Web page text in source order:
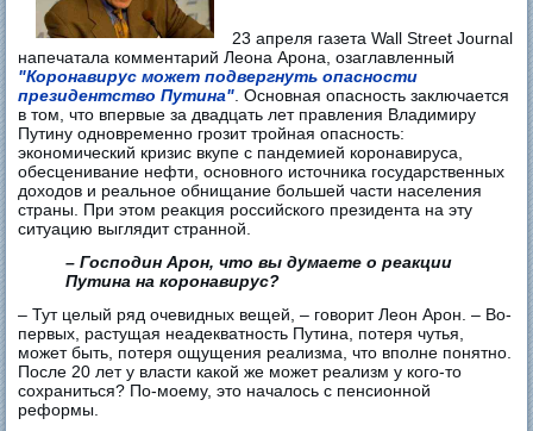
23 апреля газета Wall Street Journal
напечатала комментарий Леона Арона, озаглавленный
"Коронавирус может подвергнуть опасности
президентство Путина" . Основная опасность заключается
в том, что впервые за двадцать лет правления Владимиру
Путину одновременно грозит тройная опасность:
экономический кризис вкупе с пандемией коронавируса,
обесценивание нефти, основного источника государственных
доходов и реальное обнищание большей части населения
страны. При этом реакция российского президента на эту
ситуацию выглядит странной.
– Господин Арон, что вы думаете о реакции
Путина на коронавирус?
– Тут целый ряд очевидных вещей, – говорит Леон Арон. – Во-
первых, растущая неадекватность Путина, потеря чутья,
может быть, потеря ощущения реализма, что вполне понятно.
После 20 лет у власти какой же может реализм у кого-то
сохраниться? По-моему, это началось с пенсионной
реформы.